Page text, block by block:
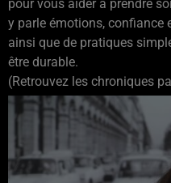
pour vous aider à prendre
y parle émotions, confiance
ainsi que de pratiques
être durable.
(Retrouvez les chroniques